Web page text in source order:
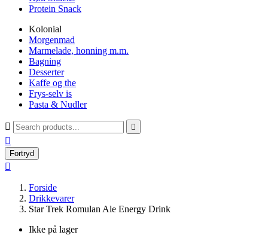
Protein Snack
Kolonial
Morgenmad
Marmelade, honning m.m.
Bagning
Desserter
Kaffe og the
Frys-selv is
Pasta & Nudler
 

Fortryd

Forside
Drikkevarer
Star Trek Romulan Ale Energy Drink
Ikke på lager